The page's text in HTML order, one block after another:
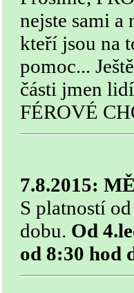
nejste sami
kteří jsou na
pomoc...
části jmen
FÉROVÉ
7.8.2015:
S platností
dobu. Od
od 8:30 hod